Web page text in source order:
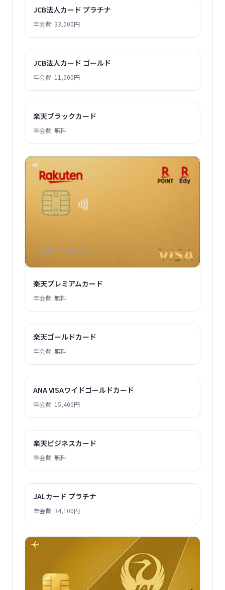
JCB法人カード プラチナ
年会費: 33,000円
JCB法人カード ゴールド
年会費: 11,000円
楽天ブラックカード
年会費: 無料
楽天プレミアムカード
年会費: 無料
楽天ゴールドカード
年会費: 無料
ANA VISAワイドゴールドカード
年会費: 15,400円
楽天ビジネスカード
年会費: 無料
JALカード プラチナ
年会費: 34,100円